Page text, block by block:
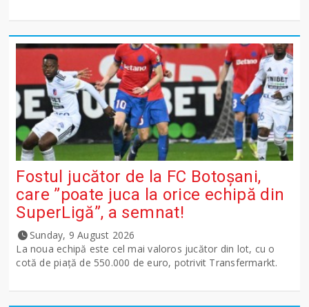
Fostul jucător de la FC Botoșani,
care ”poate juca la orice echipă din
SuperLigă”, a semnat!
Sunday, 9 August 2026
La noua echipă este cel mai valoros jucător din lot, cu o
cotă de piață de 550.000 de euro, potrivit Transfermarkt.